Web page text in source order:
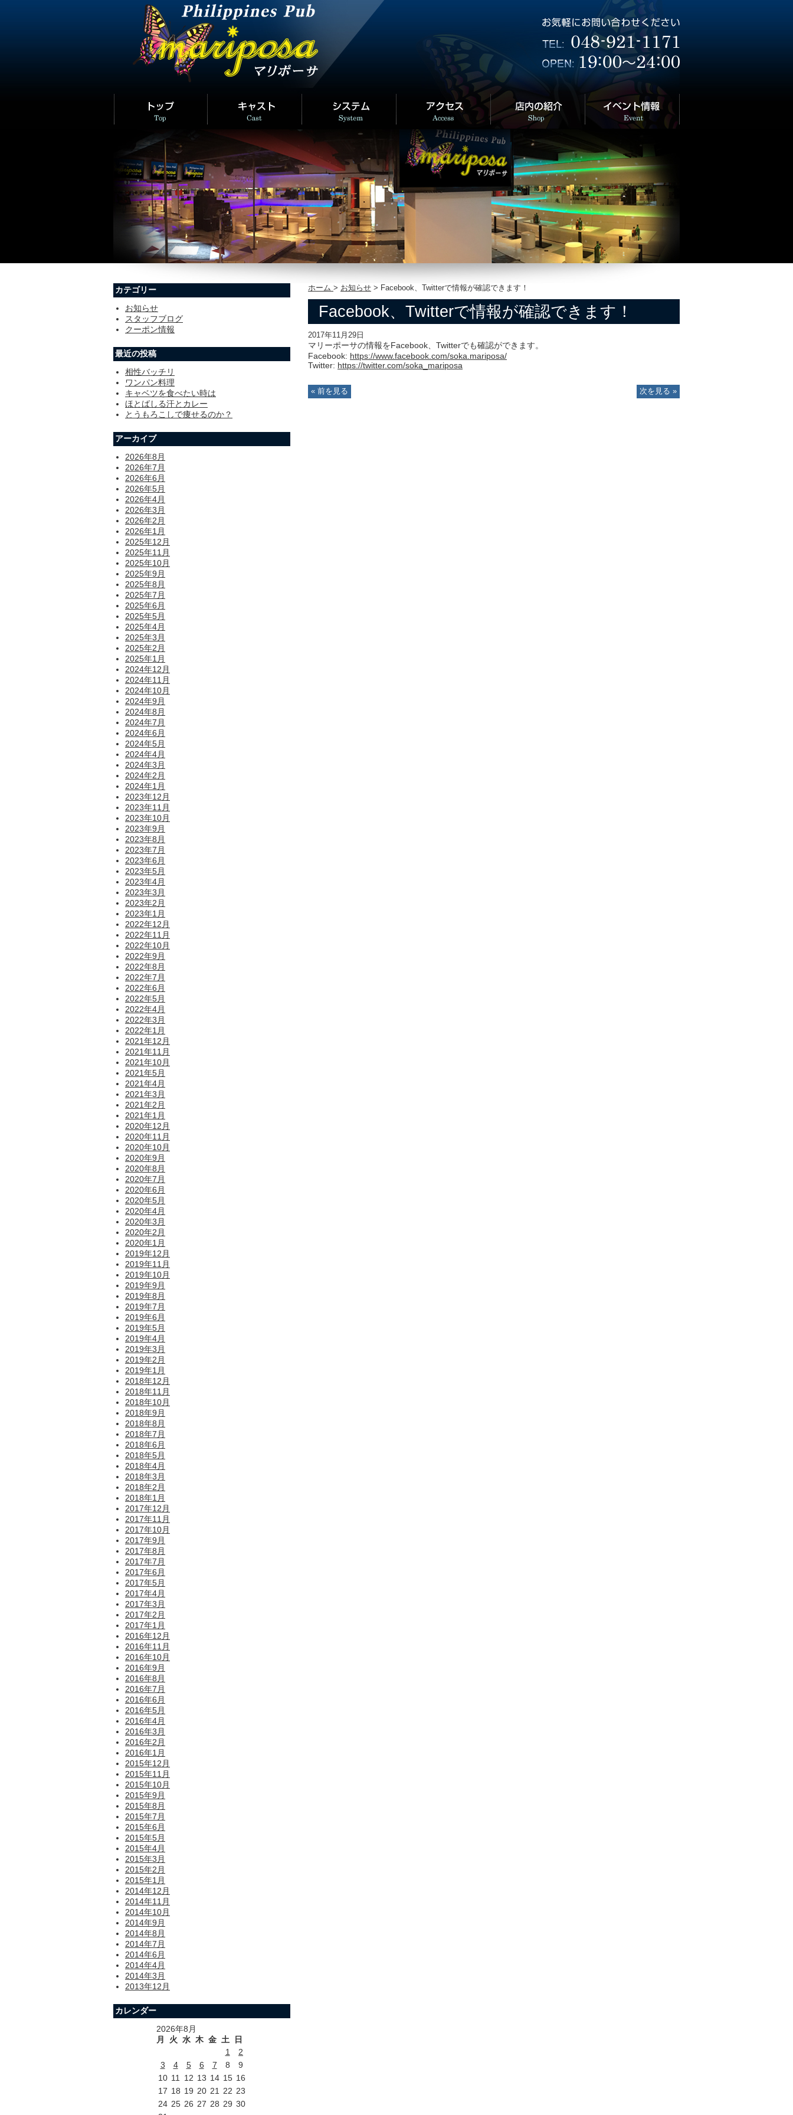
ホーム > お知らせ > Facebook、Twitterで情報が確認できます！
Facebook、Twitterで情報が確認できます！
2017年11月29日
マリーポーサの情報をFacebook、Twitterでも確認ができます。
Facebook: https://www.facebook.com/soka.mariposa/
Twitter: https://twitter.com/soka_mariposa
« 前を見る 次を見る »
カテゴリー
お知らせ
スタッフブログ
クーポン情報
最近の投稿
相性バッチリ
ワンパン料理
キャベツを食べたい時は
ほとばしる汗とカレー
とうもろこしで痩せるのか？
アーカイブ
2026年8月
2026年7月
2026年6月
2026年5月
2026年4月
2026年3月
2026年2月
2026年1月
2025年12月
2025年11月
2025年10月
2025年9月
2025年8月
2025年7月
2025年6月
2025年5月
2025年4月
2025年3月
2025年2月
2025年1月
2024年12月
2024年11月
2024年10月
2024年9月
2024年8月
2024年7月
2024年6月
2024年5月
2024年4月
2024年3月
2024年2月
2024年1月
2023年12月
2023年11月
2023年10月
2023年9月
2023年8月
2023年7月
2023年6月
2023年5月
2023年4月
2023年3月
2023年2月
2023年1月
2022年12月
2022年11月
2022年10月
2022年9月
2022年8月
2022年7月
2022年6月
2022年5月
2022年4月
2022年3月
2022年1月
2021年12月
2021年11月
2021年10月
2021年5月
2021年4月
2021年3月
2021年2月
2021年1月
2020年12月
2020年11月
2020年10月
2020年9月
2020年8月
2020年7月
2020年6月
2020年5月
2020年4月
2020年3月
2020年2月
2020年1月
2019年12月
2019年11月
2019年10月
2019年9月
2019年8月
2019年7月
2019年6月
2019年5月
2019年4月
2019年3月
2019年2月
2019年1月
2018年12月
2018年11月
2018年10月
2018年9月
2018年8月
2018年7月
2018年6月
2018年5月
2018年4月
2018年3月
2018年2月
2018年1月
2017年12月
2017年11月
2017年10月
2017年9月
2017年8月
2017年7月
2017年6月
2017年5月
2017年4月
2017年3月
2017年2月
2017年1月
2016年12月
2016年11月
2016年10月
2016年9月
2016年8月
2016年7月
2016年6月
2016年5月
2016年4月
2016年3月
2016年2月
2016年1月
2015年12月
2015年11月
2015年10月
2015年9月
2015年8月
2015年7月
2015年6月
2015年5月
2015年4月
2015年3月
2015年2月
2015年1月
2014年12月
2014年11月
2014年10月
2014年9月
2014年8月
2014年7月
2014年6月
2014年4月
2014年3月
2013年12月
カレンダー
2026年8月
月
火 水 木 金 土
日
1
2
3
4 5 6 7 8
9
10 11 12 13 14 15 16
17 18 19 20 21 22 23
24 25 26 27 28 29 30